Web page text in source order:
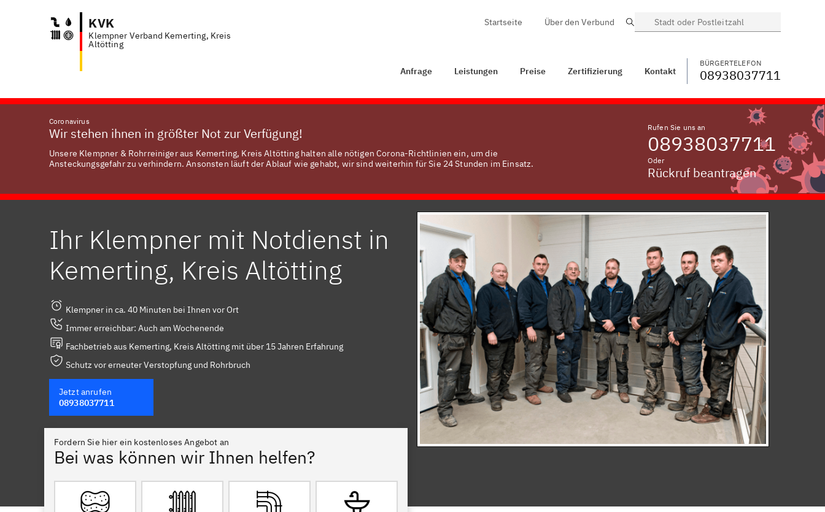
KVK
Klempner Verband Kemerting, Kreis
Altötting
BÜRGERTELEFON WECHSELN
Startseite Über den Verbund Suche
Anfrage Leistungen Preise Zertifizierung Kontakt
BÜRGERTELEFON
08938037711
Coronavirus
Wir stehen ihnen in größter Not zur Verfügung!
Unsere Klempner & Rohrreiniger aus Kemerting, Kreis Altötting halten alle nötigen Corona-Richtlinien ein, um die
Ansteckungsgefahr zu verhindern. Ansonsten läuft der Ablauf wie gehabt, wir sind weiterhin für Sie 24 Stunden im Einsatz.
Rufen Sie uns an
08938037711
Oder
Rückruf beantragen
Ihr Klempner mit Notdienst in
Kemerting, Kreis Altötting
Klempner in ca. 40 Minuten bei Ihnen vor Ort
Immer erreichbar: Auch am Wochenende
Fachbetrieb aus Kemerting, Kreis Altötting mit über 15 Jahren Erfahrung
Schutz vor erneuter Verstopfung und Rohrbruch
Jetzt anrufen
08938037711
Fordern Sie hier ein kostenloses Angebot an
Bei was können wir Ihnen helfen?